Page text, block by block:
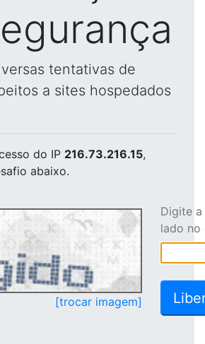
tentativas de
a sites hospedados
do IP 216.73.216.15,
abaixo.
[trocar imagem]
Digite
lado no